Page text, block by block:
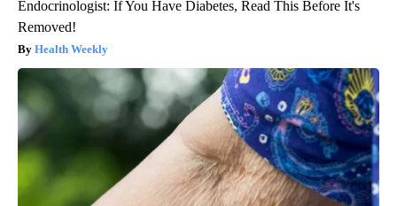
Endocrinologist: If You Have Diabetes, Read This Before It's
Removed!
Health Weekly